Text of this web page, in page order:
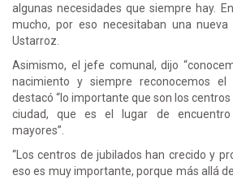
algunas necesidades que siempre hay.
mucho, por eso necesitaban una nueva
Ustarroz.
Asimismo, el jefe comunal, dijo
nacimiento y siempre reconocemos el
destacó “lo importante que son los
ciudad, que es el lugar de
mayores”.
“Los centros de jubilados han crecido y
eso es muy importante, porque más allá